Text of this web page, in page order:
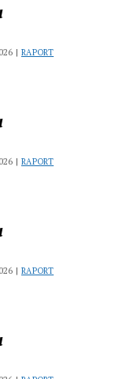
| RAPORT
| RAPORT
| RAPORT